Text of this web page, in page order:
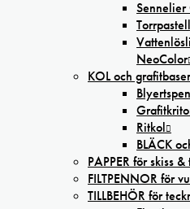
NeoColor
KOL och
Ritkol
BLÄCK
PAPPER för skiss
FILTPENNOR för
TILLBEHÖR för